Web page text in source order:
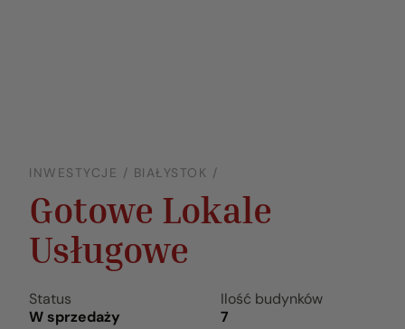
INWESTYCJE / BIAŁYSTOK /
Gotowe Lokale
Usługowe
Status
W sprzedaży
Ilość budynków
7